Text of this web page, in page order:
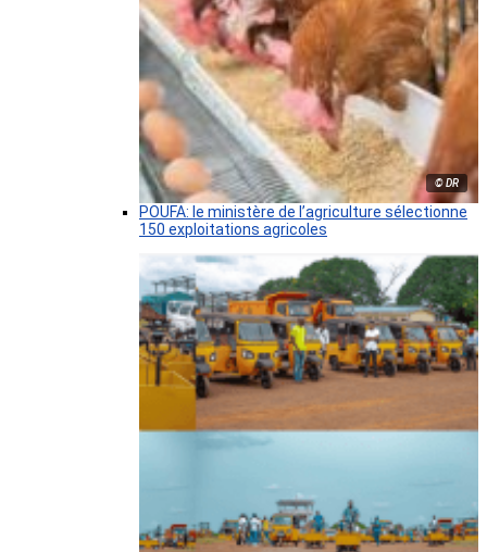
© DR
POUFA: le ministère de l’agriculture sélectionne
150 exploitations agricoles